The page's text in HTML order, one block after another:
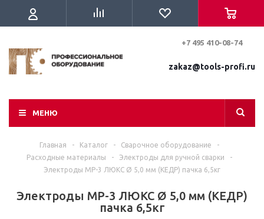
+7 495 410-08-74
zakaz@tools-profi.ru
МЕНЮ
Главная - Каталог - Сварочное оборудование
-
Расходные материалы
- Электроды для ручной сварки
-
Электроды МР-3 ЛЮКС Ø 5,0 мм (КЕДР) пачка 6,5кг
Электроды МР-3 ЛЮКС Ø 5,0 мм (КЕДР)
пачка 6,5кг